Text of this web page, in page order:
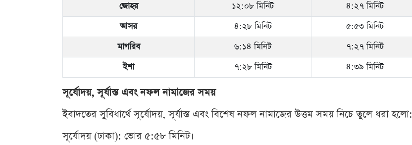
জোহর
১২:০৮ মিনিট
৪:২৭ মিনিট
আসর
৪:২৮ মিনিট
৫:৫৩ মিনিট
মাগরিব
৬:১৪ মিনিট
৭:২৭ মিনিট
ইশা
৭:২৮ মিনিট ৪:৩৯ মিনিট
সূর্যোদয়, সূর্যাস্ত এবং নফল নামাজের সময়
ইবাদতের সুবিধার্থে সূর্যোদয়, সূর্যাস্ত এবং বিশেষ নফল নামাজের উত্তম সময় নিচে তুলে ধরা হলো:
সূর্যোদয় (ঢাকা): ভোর ৫:৫৮ মিনিট।